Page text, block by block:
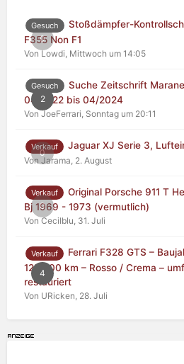
0
Gesuch
Stoßdämpfer-
F355 Non F1
Von Lowdi, Mittwoch um 14:05
2
Gesuch
Suche Zeitschrift
04/2022 bis 04/2024
Von JoeFerrari, Sonntag um 20:11
0
Verkauf Jaguar XJ Serie 3,
Von Jarama, 2. August
0
Verkauf
Original Porsche 911 T
Bj 1969 - 1973 (vermutlich)
Von Cecilblu, 31. Juli
4
Verkauf
Ferrari F328 GTS –
125.000 km – Rosso / Crema –
restauriert
Von URicken, 28. Juli